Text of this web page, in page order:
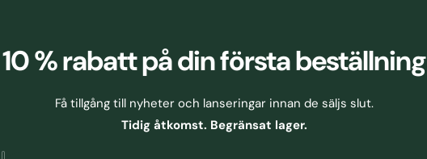
10 % rabattpå din första beställning
Få tillgång till nyheter och lanseringar innan de säljs slut.
Tidig åtkomst. Begränsat lager.